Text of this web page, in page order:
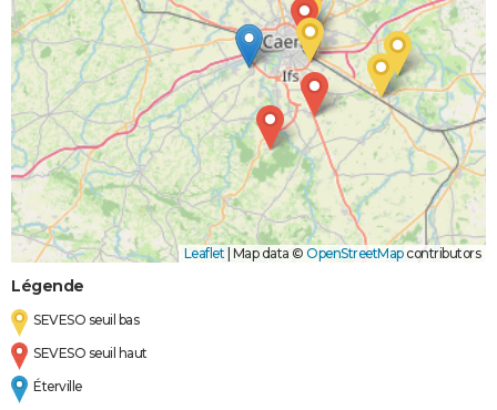
Leaflet Map data © OpenStreetMapcontributors
Légende
SEVESO seuil bas
SEVESO seuil haut
Éterville